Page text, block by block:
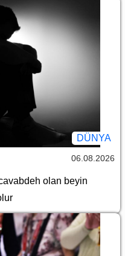
DÜNYA
06.08.2026
olan beyin